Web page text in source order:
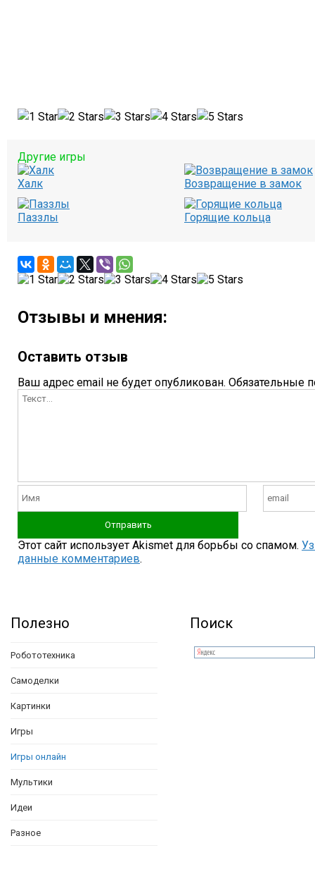
Другие игры
Халк
Возвращение в замок
Паззлы Горящие кольца
Отзывы и мнения:
Оставить отзыв
Ваш адрес email не будет опубликован. Обязательные
Этот сайт использует Akismet для борьбы со спамом.
данные комментариев.
Полезно
Робототехника
Самоделки
Картинки
Игры
Игры онлайн
Мультики
Идеи
Разное
Поиск